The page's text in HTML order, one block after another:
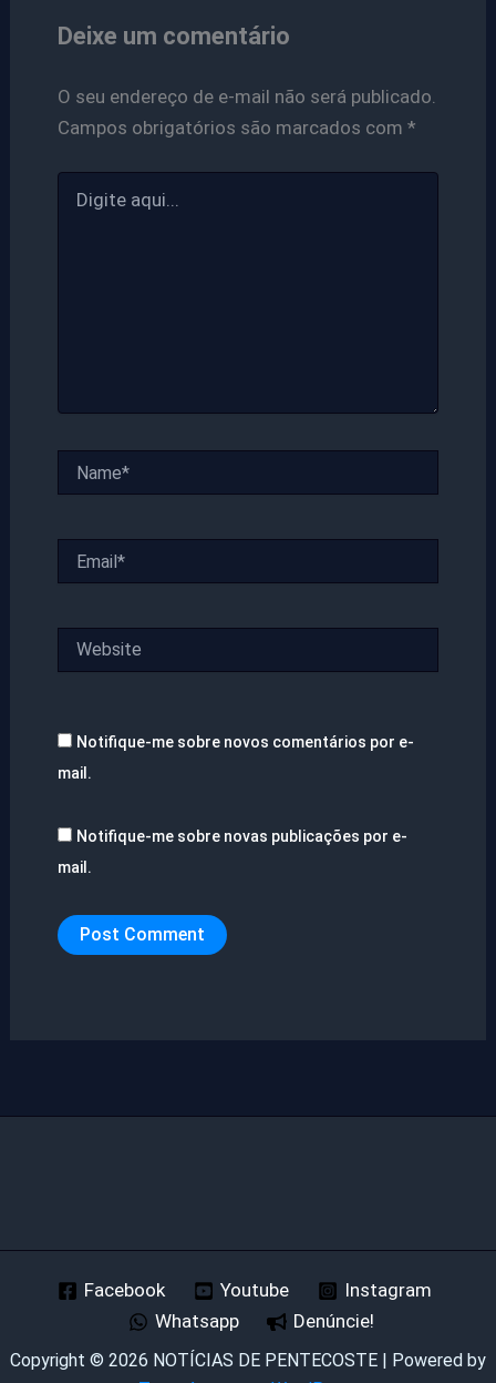
Deixe um comentário
O seu endereço de e-mail não será publicado.
Campos obrigatórios são marcados com *
aqui...
Notifique-me sobre novos comentários por e-
mail.
Notifique-me sobre novas publicações por e-
mail.
Facebook Youtube
Instagram
Whatsapp
Denúncie!
Copyright © 2026 NOTÍCIAS DE PENTECOSTE | Powered by